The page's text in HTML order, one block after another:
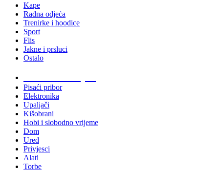
Kape
Radna odjeća
Trenirke i hoodice
Sport
Flis
Jakne i prsluci
Ostalo
Pisaći pribor
Elektronika
Upaljači
Kišobrani
Hobi i slobodno vrijeme
Dom
Ured
Privjesci
Alati
Torbe